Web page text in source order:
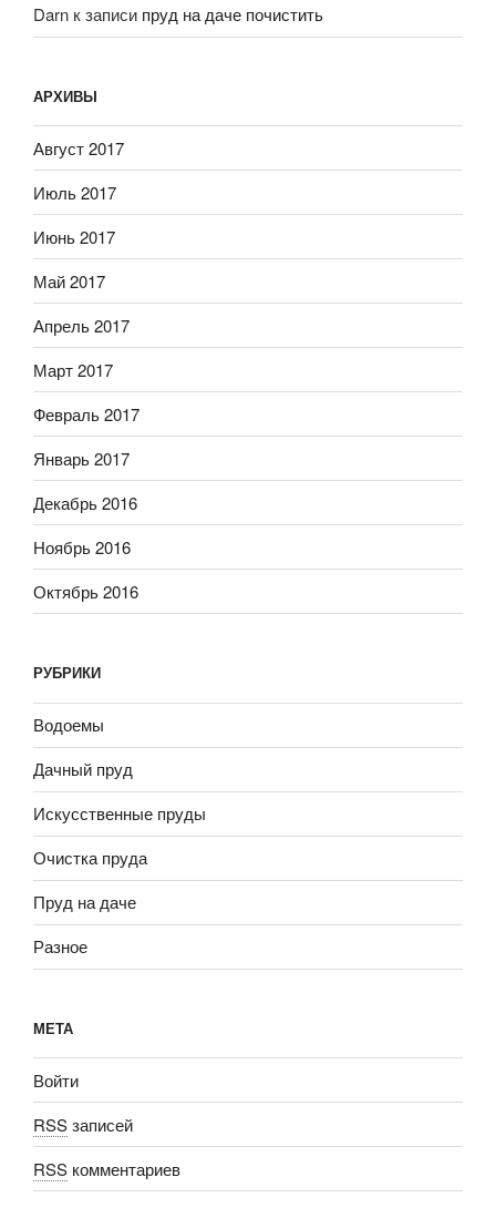
Darn к записи пруд на даче почистить
АРХИВЫ
Август 2017
Июль 2017
Июнь 2017
Май 2017
Апрель 2017
Март 2017
Февраль 2017
Январь 2017
Декабрь 2016
Ноябрь 2016
Октябрь 2016
РУБРИКИ
Водоемы
Дачный пруд
Искусственные пруды
Очистка пруда
Пруд на даче
Разное
МЕТА
Войти
RSSзаписей
RSS комментариев